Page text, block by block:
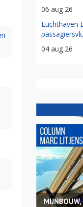
06 aug 26
Luchthaven
04 aug 26